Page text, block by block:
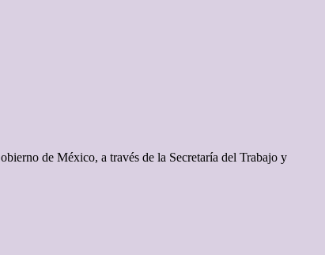
de México, a través de la Secretaría del Trabajo y